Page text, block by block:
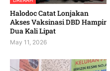
Halodoc Catat Lonjakan
Akses Vaksinasi DBD Hampir
Dua Kali Lipat
May 11, 2026